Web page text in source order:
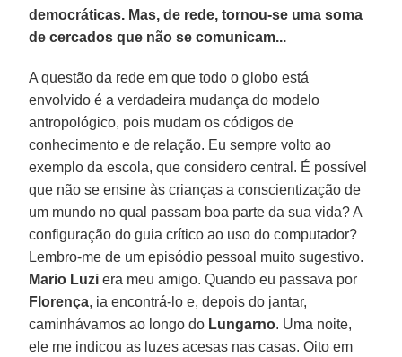
democráticas. Mas, de rede, tornou-se uma soma
de cercados que não se comunicam...
A questão da rede em que todo o globo está
envolvido é a verdadeira mudança do modelo
antropológico, pois mudam os códigos de
conhecimento e de relação. Eu sempre volto ao
exemplo da escola, que considero central. É possível
que não se ensine às crianças a conscientização de
um mundo no qual passam boa parte da sua vida? A
configuração do guia crítico ao uso do computador?
Lembro-me de um episódio pessoal muito sugestivo.
Mario Luzi era meu amigo. Quando eu passava por
Florença, ia encontrá-lo e, depois do jantar,
caminhávamos ao longo do Lungarno. Uma noite,
ele me indicou as luzes acesas nas casas. Oito em